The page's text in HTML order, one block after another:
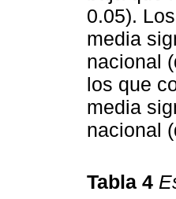
0.05).
media
nacional
los que
media
nacional
Tabla 4